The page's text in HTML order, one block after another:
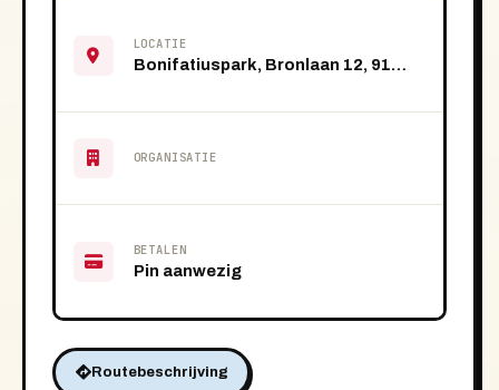
LOCATIE
Bonifatiuspark, Bronlaan 12, 9101 VS Dokkum
ORGANISATIE
BETALEN
Pin aanwezig
Routebeschrijving